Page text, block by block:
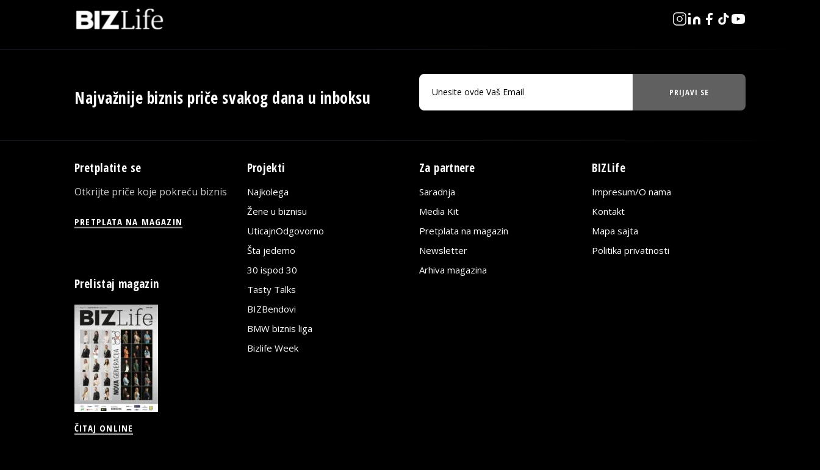
Najvažnije biznis priče svakog dana u inboksu PRIJAVI SE
Pretplatite se
Otkrijte priče koje pokreću biznis
PRETPLATA NA MAGAZIN
Prelistaj magazin
ČITAJ ONLINE
Projekti
Najkolega
Žene u biznisu
UticajnOdgovorno
Šta jedemo
30 ispod 30
Tasty Talks
BIZBendovi
BMW biznis liga
Bizlife Week
Za partnere
Saradnja
Media Kit
Pretplata na magazin
Newsletter
Arhiva magazina
BIZLife
Impresum/O nama
Kontakt
Mapa sajta
Politika privatnosti